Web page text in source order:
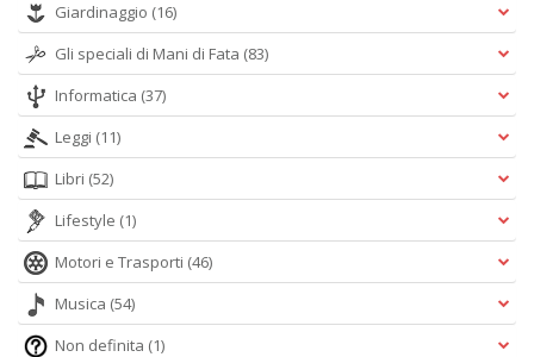
Giardinaggio (16)
Gli speciali di Mani di Fata (83)
Informatica (37)
Leggi (11)
Libri (52)
Lifestyle (1)
Motori e Trasporti (46)
Musica (54)
Non definita (1)